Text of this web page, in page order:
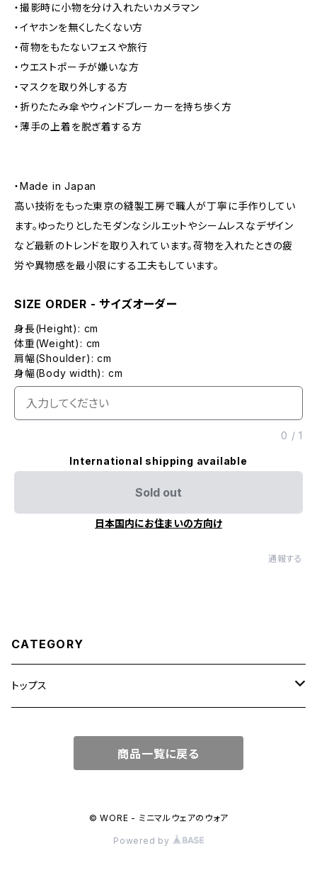
・撮影時に小物を分け入れたいカメラマン
・イヤホンを無くしたくない方
・荷物をもたないフェスや旅行
・ウエストポーチが嫌いな方
・マスクを取り外しする方
・折りたたみ傘やウィンドブレーカーを持ち歩く方
・薄手の上着を脱ぎ着する方
・Made in Japan
高い技術をもった東京の縫製工房で職人が丁寧に手作りしてい
ます。ゆったりとしたモダンなシルエットやシームレスなデザイン
など最新のトレンドを取り入れています。荷物を入れたときの疲
労や異物感を最小限にする工夫もしています。
SIZE ORDER - サイズオーダー
身長(Height): cm
体重(Weight): cm
肩幅(Shoulder): cm
身幅(Body width): cm
0 /1
International shipping available
Sold out
日本国内にお住まいの方向け
通報する
CATEGORY
トップス
商品一覧に戻る
© WORE - ミニマルウェアのウォア
Powered by